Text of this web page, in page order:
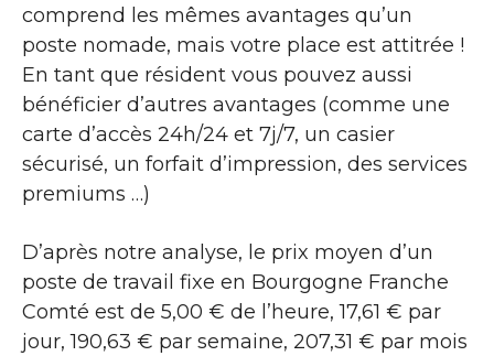
comprend les mêmes avantages qu’un
poste nomade, mais votre place est attitrée !
En tant que résident vous pouvez aussi
bénéficier d’autres avantages (comme une
carte d’accès 24h/24 et 7j/7, un casier
sécurisé, un forfait d’impression, des services
premiums …)
D’après notre analyse, le prix moyen d’un
poste de travail fixe en Bourgogne Franche
Comté est de 5,00 € de l’heure, 17,61 € par
jour, 190,63 € par semaine, 207,31 € par mois